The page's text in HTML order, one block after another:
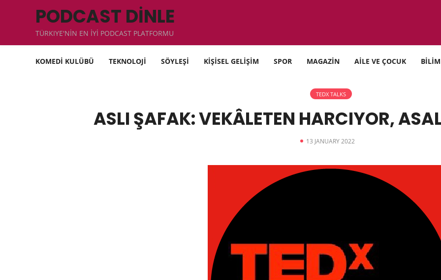
PODCAST DİNLE
TÜRKIYE'NİN EN İYİ PODCAST PLATFORMU
KOMEDİ KULÜBÜ TEKNOLOJİ SÖYLEŞİ KİŞİSEL GELİŞİM SPOR MAGAZİN AİLE VE ÇOCUK BİLİM
TEDX TALKS
ASLI ŞAFAK: VEKÂLETEN HARCIYOR,
13 JANUARY 2022